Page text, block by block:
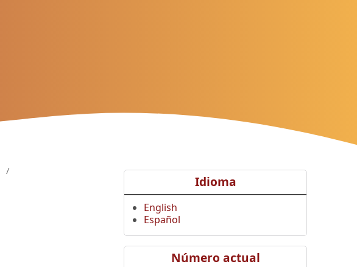
/
Idioma
English
Español
Número actual